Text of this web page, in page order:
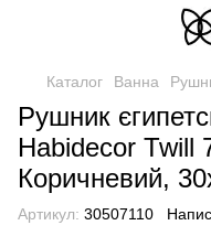
Каталог Ванна
Рушник
Habidecor Twill
Коричневий,
Артикул: 30507110